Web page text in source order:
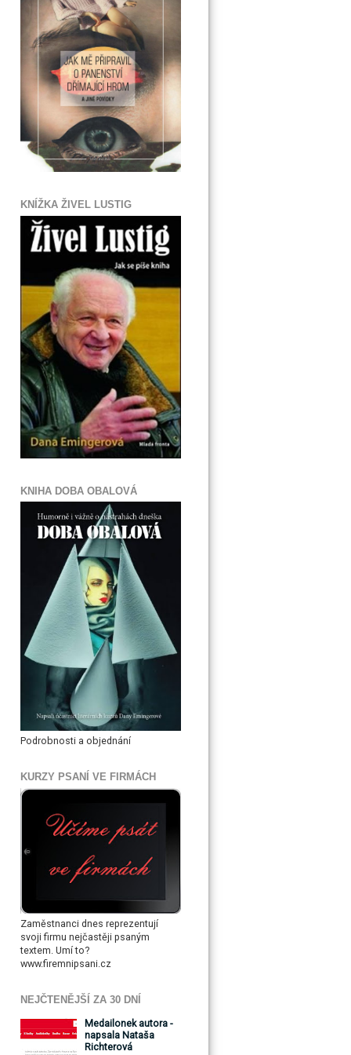
KNÍŽKA ŽIVEL LUSTIG
KNIHA DOBA OBALOVÁ
Podrobnosti a objednání
KURZY PSANÍ VE FIRMÁCH
Zaměstnanci dnes reprezentují
svoji firmu nejčastěji psaným
textem. Umí to?
www.firemnipsani.cz
NEJČTENĚJŠÍ ZA 30 DNÍ
Medailonek autora -
napsala Nataša
Richterová